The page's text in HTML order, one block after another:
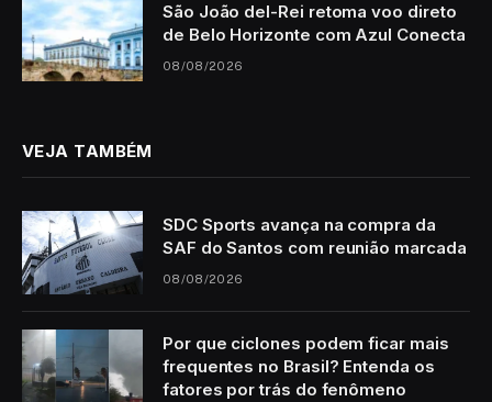
São João del-Rei retoma voo direto
de Belo Horizonte com Azul Conecta
08/08/2026
VEJA TAMBÉM
SDC Sports avança na compra da
SAF do Santos com reunião marcada
08/08/2026
Por que ciclones podem ficar mais
frequentes no Brasil? Entenda os
fatores por trás do fenômeno